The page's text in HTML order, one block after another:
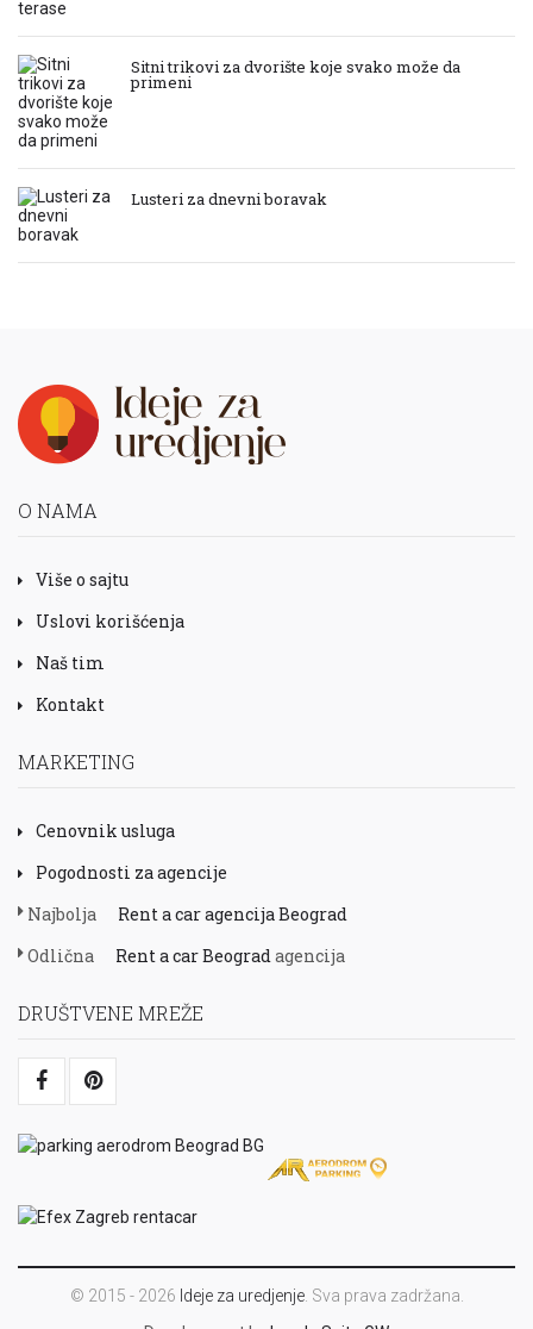
Sitni trikovi za dvorište koje svako može da
primeni
Lusteri za dnevni boravak
O NAMA
Više o sajtu
Uslovi korišćenja
Naš tim
Kontakt
MARKETING
Cenovnik usluga
Pogodnosti za agencije
Najbolja
Rent a car agencija Beograd
Odlična
Rent a car Beogradagencija
DRUŠTVENE MREŽE
© 2015 - 2026 Ideje za uredjenje. Sva prava zadržana.